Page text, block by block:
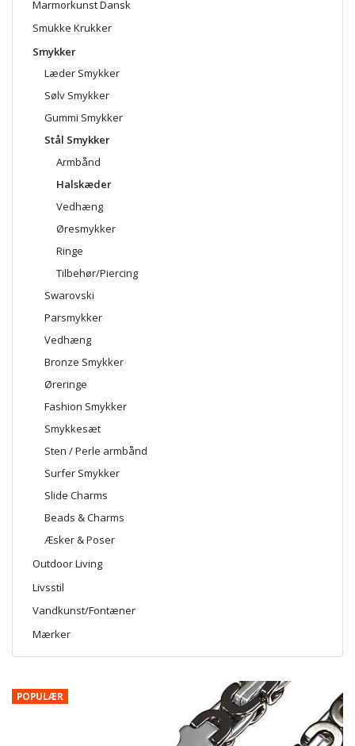
Marmorkunst Dansk
Smukke Krukker
Smykker
Læder Smykker
Sølv Smykker
Gummi Smykker
Stål Smykker
Armbånd
Halskæder
Vedhæng
Øresmykker
Ringe
Tilbehør/Piercing
Swarovski
Parsmykker
Vedhæng
Bronze Smykker
Øreringe
Fashion Smykker
Smykkesæt
Sten / Perle armbånd
Surfer Smykker
Slide Charms
Beads & Charms
Æsker & Poser
Outdoor Living
Livsstil
Vandkunst/Fontæner
Mærker
POPULÆR